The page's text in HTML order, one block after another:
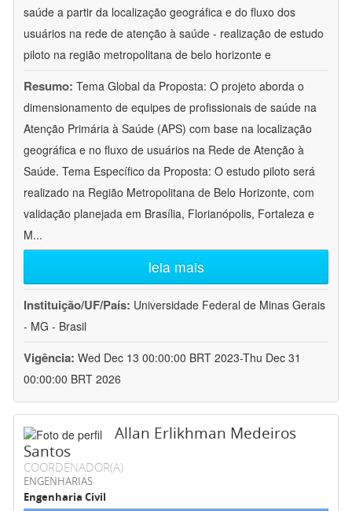
saúde a partir da localização geográfica e do fluxo dos
usuários na rede de atenção à saúde - realização de estudo
piloto na região metropolitana de belo horizonte e
Resumo: Tema Global da Proposta: O projeto aborda o
dimensionamento de equipes de profissionais de saúde na
Atenção Primária à Saúde (APS) com base na localização
geográfica e no fluxo de usuários na Rede de Atenção à
Saúde. Tema Específico da Proposta: O estudo piloto será
realizado na Região Metropolitana de Belo Horizonte, com
validação planejada em Brasília, Florianópolis, Fortaleza e
M...
leia mais
Instituição/UF/País: Universidade Federal de Minas Gerais
- MG - Brasil
Vigência: Wed Dec 13 00:00:00 BRT 2023-Thu Dec 31
00:00:00 BRT 2026
Allan Erlikhman Medeiros
Santos
COORDENADOR(A)
ENGENHARIAS
Engenharia Civil